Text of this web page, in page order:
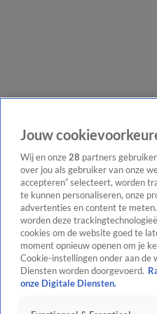
Uitzending bijwonen
Jouw
Wij en onze 28 partners
over jou als gebruiker van onze
accepteren” selecteert, worden
te kunnen personaliseren, onze
advertenties en content te
worden deze
cookies om de website goed te
moment opnieuw openen om je
Cookie-instellingen onder aan de
Diensten worden doorgevoerd.
onze Digitale Diensten.